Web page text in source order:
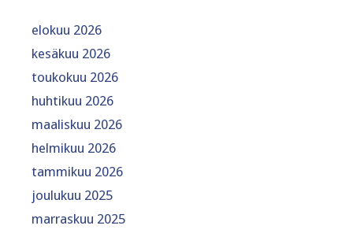
elokuu 2026
kesäkuu 2026
toukokuu 2026
huhtikuu 2026
maaliskuu 2026
helmikuu 2026
tammikuu 2026
joulukuu 2025
marraskuu 2025